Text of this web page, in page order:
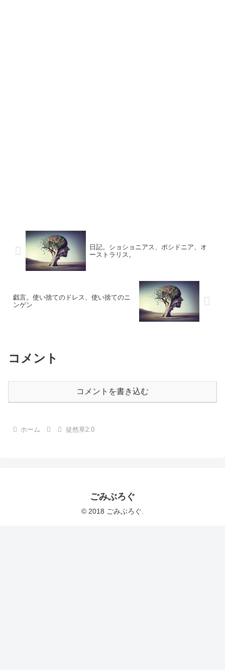
日記。ショショニアス、ポシドニア、オ
ーストラリス。
戯言。使い捨てのドレス、使い捨てのニ
ンゲン
コメント
コメントを書き込む
ホーム 徒然草2.0
ごみぶろぐ
© 2018 ごみぶろぐ.